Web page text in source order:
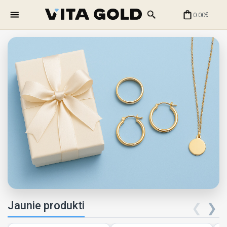
0.00€
Jaunie produkti ❮ ❯